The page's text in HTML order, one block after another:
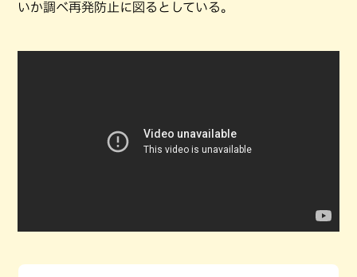
いか調べ再発防止に図るとしている。